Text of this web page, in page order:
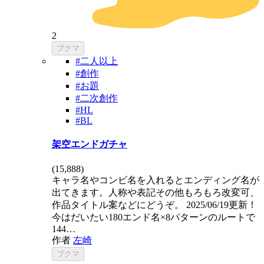
2
ブクマ
#二人以上
#創作
#お題
#二次創作
#HL
#BL
架空エンドガチャ
(15,888)
キャラ名やコンビ名を入れるとエンディング名が
出てきます。人称や表記その他もろもろ改変可、
作品タイトル案などにどうぞ。 2025/06/19更新！
今はだいたい180エンド名×8パターンのルートで
144…
作者 左崎
ブクマ